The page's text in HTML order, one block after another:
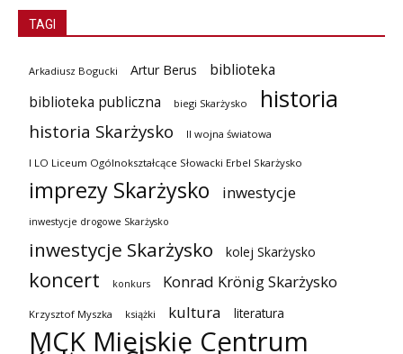
TAGI
Arkadiusz Bogucki Artur Berus
biblioteka
biblioteka publiczna
biegi Skarżysko historia
historia Skarżysko II wojna światowa
I LO Liceum Ogólnokształcące Słowacki Erbel Skarżysko
imprezy Skarżysko inwestycje
inwestycje drogowe Skarżysko
inwestycje Skarżysko kolej Skarżysko
koncert konkurs Konrad Krönig Skarżysko
Krzysztof Myszka książki kultura literatura
MCK Miejskie Centrum